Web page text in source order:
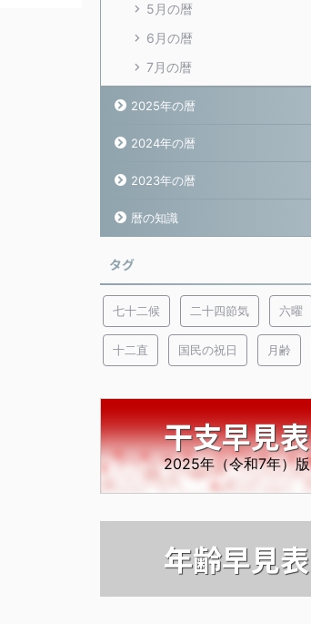
5月の暦
6月の暦
7月の暦
2025年の暦
2024年の暦
2023年の暦
暦の知識
タグ
七十二候 二十四節気 六曜
十二直 国民の祝日 月齢
干支早見表
2025年（令和7年）版
年齢早見表